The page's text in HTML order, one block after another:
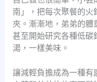
南」，把每次聚餐的
夾。漸漸地，弟弟的體
甚至開始研究各種低
湯，一樣美味。
讓減輕負擔成為一種有